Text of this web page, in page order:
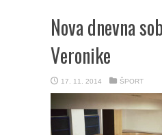
Nova dnevna
Veronike
17. 11. 2014 ŠPORT